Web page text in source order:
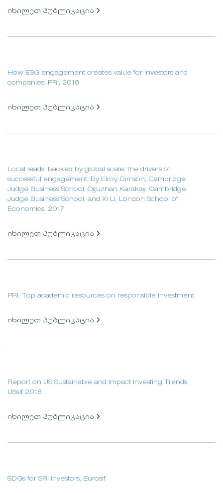
იხილეთ პუბლიკაცია
How ESG engagement creates value for investors and
companies; PRI, 2018
იხილეთ პუბლიკაცია
Local leads, backed by global scale: the drivers of
successful engagement, By Elroy Dimson, Cambridge
Judge Business School, Oğuzhan Karakaş, Cambridge
Judge Business School, and Xi Li, London School of
Economics, 2017
იხილეთ პუბლიკაცია
PRI, Top academic resources on responsible investment
იხილეთ პუბლიკაცია
Report on US Sustainable and Impact Investing Trends,
USsif 2018
იხილეთ პუბლიკაცია
SDGs for SRI investors, Eurosif